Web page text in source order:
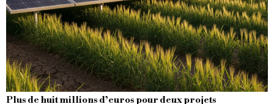
Plus de huit millions d’euros pour deux projets